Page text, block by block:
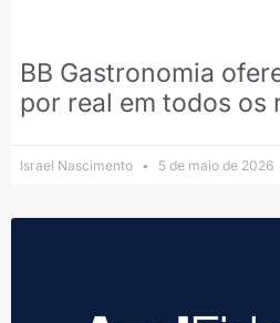
BB Gastronomia
por real em todos os
Israel Nascimento 5 de maio de 2026